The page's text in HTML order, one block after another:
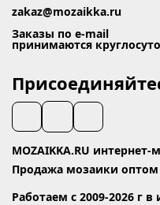
zakaz@mozaikka.ru
Заказы по e-mail
принимаются
MOZAIKKA.RU
Продажа мозаики оптом
Работаем с 2009-2026 г